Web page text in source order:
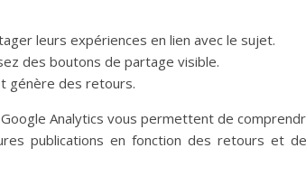
leurs expériences en lien avec le sujet.
des boutons de partage visible.
génère des retours.
Analytics vous permettent de
publications en fonction des retours et